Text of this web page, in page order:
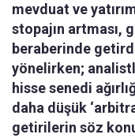
mevduat ve
stopajın artması,
beraberinde
yönelirken;
hisse senedi
daha düşük
getirilerin söz